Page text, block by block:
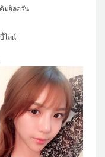
มอิลฮวัน
ไลน์